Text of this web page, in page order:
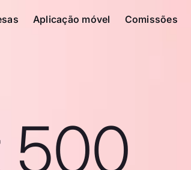
Aplicação móvel Comissões
500